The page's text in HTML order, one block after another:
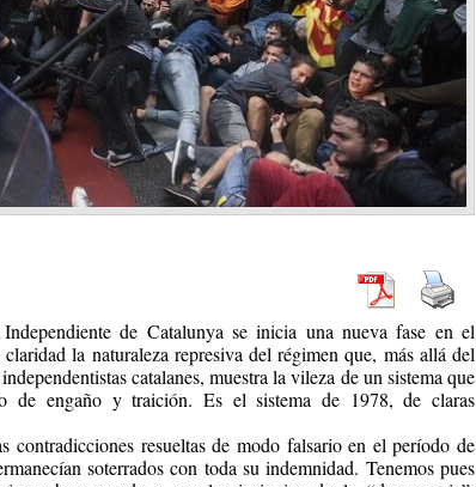
de Catalunya se inicia una nueva fase en el
la naturaleza represiva del régimen que, más allá del
catalanes, muestra la vileza de un sistema que
de engaño y traición. Es el sistema de 1978, de claras
contradicciones resueltas de modo falsario en el período de
soterrados con toda su indemnidad. Tenemos pues